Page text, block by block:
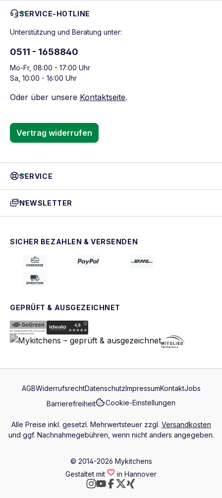
SERVICE-HOTLINE
Unterstützung und Beratung unter:
0511 - 1658840
Mo-Fr, 08:00 - 17:00 Uhr
Sa, 10:00 - 16:00 Uhr
Oder über unsere Kontaktseite.
Vertrag widerrufen
SERVICE
NEWSLETTER
SICHER BEZAHLEN & VERSENDEN
GEPRÜFT & AUSGEZEICHNET
AGBWiderrufsrechtDatenschutzImpressumKontaktJobs
Barrierefreiheit
Cookie-Einstellungen
Alle Preise inkl. gesetzl. Mehrwertsteuer zzgl. Versandkosten
und ggf. Nachnahmegebühren, wenn nicht anders angegeben.
© 2014-2026 Mykitchens
Gestaltet mit
in Hannover